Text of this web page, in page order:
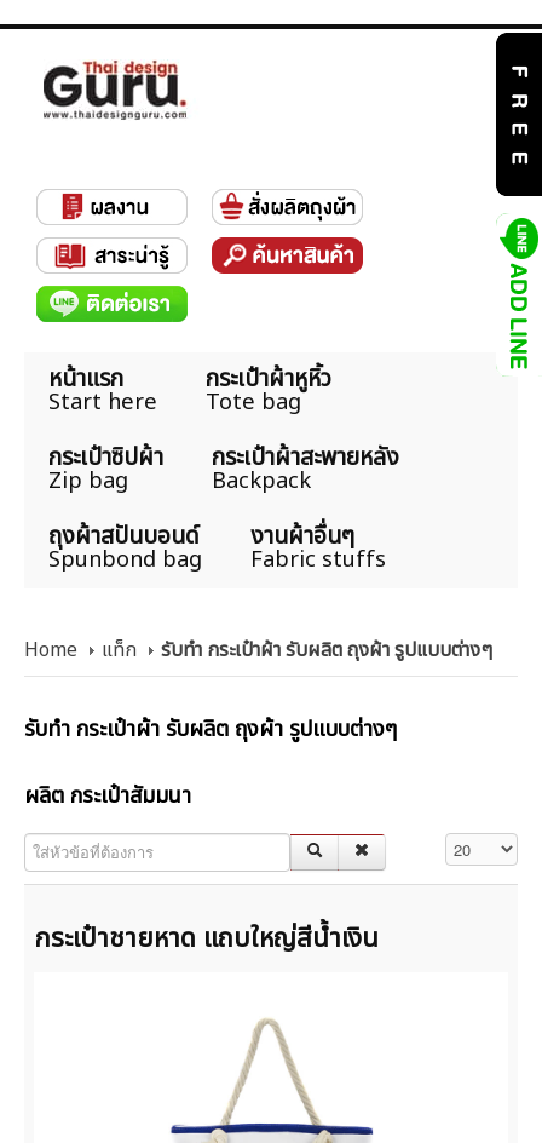
หน้าแรก
Start here
กระเป๋าผ้าหูหิ้ว
Tote bag
กระเป๋าซิปผ้า
Zip bag
กระเป๋าผ้าสะพายหลัง
Backpack
ถุงผ้าสปันบอนด์
Spunbond bag
งานผ้าอื่นๆ
Fabric stuffs
Home แท็ก รับทำ กระเป๋าผ้า รับผลิต ถุงผ้า รูปแบบต่างๆ
รับทำ กระเป๋าผ้า รับผลิต ถุงผ้า รูปแบบต่างๆ
ผลิต กระเป๋าสัมมนา
ใส่หัวข้อที่ต้องการ แสดง #
กระเป๋าชายหาด แถบใหญ่สีน้ำเงิน